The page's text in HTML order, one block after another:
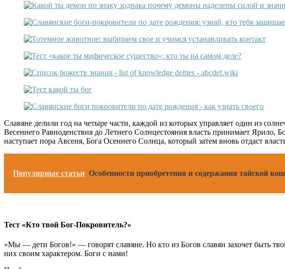
Славяне делили год на четыре части, каждой из которых управляет один из
Весеннего Равноденствия до Летнего Солнцестояния власть принимает
наступает пора Авсеня, Бога Осеннего Солнца, который затем вновь отдаст
Популярные статьи Особенности приобретения и содержания тайской
Тест «Кто твой Бог-Покровитель?»
«Мы — дети Богов!» — говорят славяне. Но кто из Богов славян захочет быть
них своим характером. Боги с нами!